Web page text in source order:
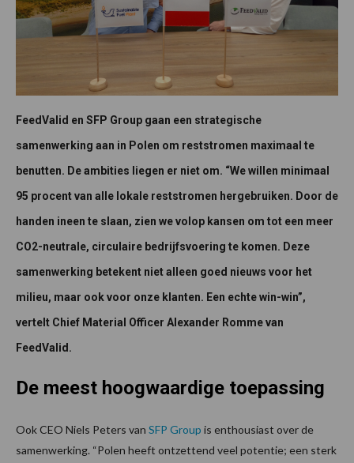
FeedValid en SFP Group gaan een strategische
samenwerking aan in Polen om reststromen maximaal te
benutten. De ambities liegen er niet om. “We willen minimaal
95 procent van alle lokale reststromen hergebruiken. Door de
handen ineen te slaan, zien we volop kansen om tot een meer
CO2-neutrale, circulaire bedrijfsvoering te komen. Deze
samenwerking betekent niet alleen goed nieuws voor het
milieu, maar ook voor onze klanten. Een echte win-win”,
vertelt Chief Material Officer Alexander Romme van
FeedValid.
De meest hoogwaardige toepassing
Ook CEO Niels Peters van SFP Group is enthousiast over de
samenwerking. “Polen heeft ontzettend veel potentie; een sterk